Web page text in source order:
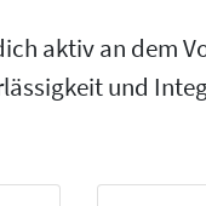
aktiv an dem
und